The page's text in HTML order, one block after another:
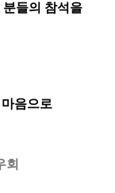
분들의 참석을
음으로
회